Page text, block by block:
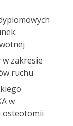
w zakresie
ruchu
w
osteotomii